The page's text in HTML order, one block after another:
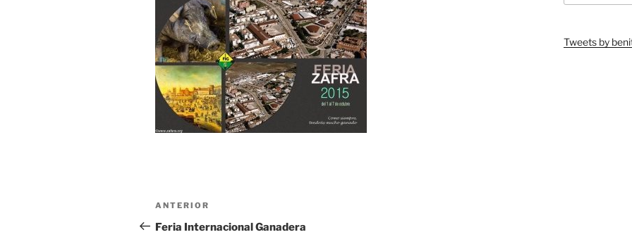
Navegación
de
Entrada
anterior:
ANTERIOR
Feria Internacional Ganadera
Tweets by